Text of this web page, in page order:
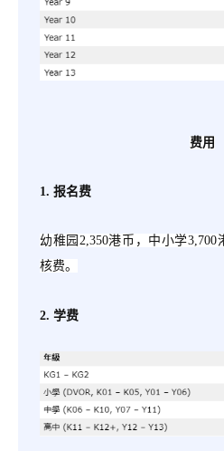
费用
1. 报名费
幼稚园 2,350港币，中小学
核费。
2. 学费